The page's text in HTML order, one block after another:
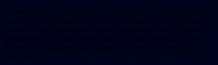
Šių metų vasario 15 dieną gavau Jūsų, Ministre, pasirašytą atsakymą
į mano 2017 metų gruodžio 15 dienos paklausimą bei 2018 metų
vasario 2 dienos priminimą dėl laiku negauto atsakymo į ankstesnį
paklausimą, kurį ruošė Tomas Milevičius, kaip suprantu, SADM
Šeimos ir bendruomenių departamento Šeimos politikos skyriaus
patarėjas.